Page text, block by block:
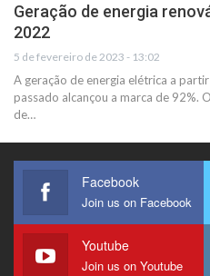
Geração de energia
2022
5 de fevereiro de 2023 - 13:02
A geração de energia elétrica a
passado alcançou a marca de 92%.
de…
Facebook
Join us on Facebook
Youtube
Join us on Youtube